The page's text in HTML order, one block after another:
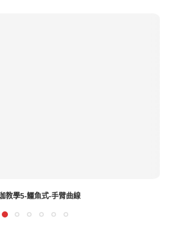
瑜珈教學72-腿部雕塑